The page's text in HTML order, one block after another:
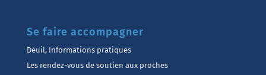
Se faire accompagner
Deuil, Informations pratiques
Les rendez-vous de soutien aux proches